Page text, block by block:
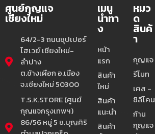
ศูนย์กุญแจ
เชียงใหม่
64/2-3 ถนนซุปเปอร์
ไฮเวย์ เชียงใหม่-
ลำปาง
ต.ช้างเผือก อ.เมือง
จ.เชียงใหม่ 50300
T.S.K.STORE (ศูนย์
กุญแจกรุงเทพฯ)
86/56 หมู่ 5 ซ.บุญศิริ
เมนู
นำทา
ง
หน้า
แรก
สินค้า
ใหม่
สินค้า
แนะนำ
สินค้า
หมว
ด
สินค้
า
กุญแจ
รีโมท
เคส -
ซิลีโคน
ก้าน
กุญแจ